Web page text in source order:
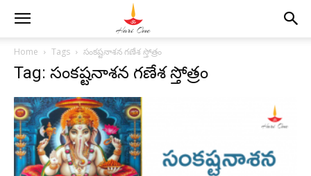
Home Tags సంకష్టనాశన గణేశ స్తోత్రం
Tag: సంకష్టనాశన గణేశ స్తోత్రం